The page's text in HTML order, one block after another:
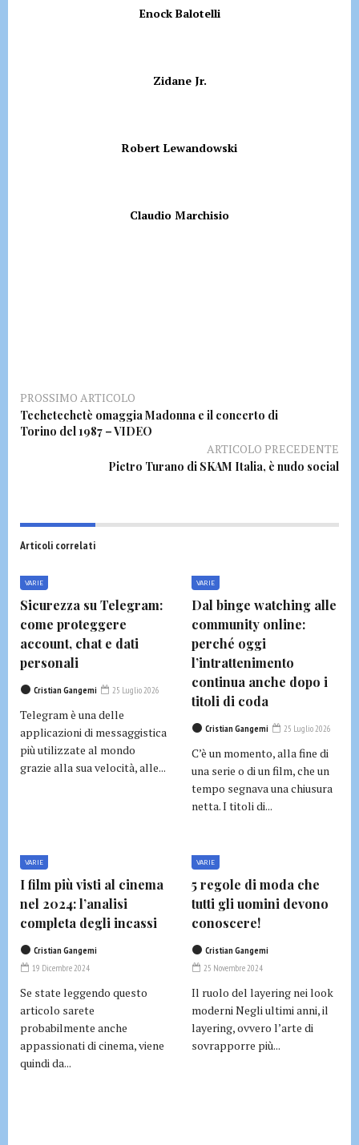
Enock Balotelli
Zidane Jr.
Robert Lewandowski
Claudio Marchisio
PROSSIMO ARTICOLO
Techetechetè omaggia Madonna e il concerto di
Torino del 1987 – VIDEO
ARTICOLO PRECEDENTE
Pietro Turano di SKAM Italia, è nudo social
Articoli correlati
VARIE
Sicurezza su Telegram:
come proteggere
account, chat e dati
personali
Cristian Gangemi 25 Luglio 2026
Telegram è una delle
applicazioni di messaggistica
più utilizzate al mondo
grazie alla sua velocità, alle...
VARIE
Dal binge watching alle
community online:
perché oggi
l’intrattenimento
continua anche dopo i
titoli di coda
Cristian Gangemi 25 Luglio 2026
C’è un momento, alla fine di
una serie o di un film, che un
tempo segnava una chiusura
netta. I titoli di...
VARIE
I film più visti al cinema
nel 2024: l’analisi
completa degli incassi
Cristian Gangemi
19 Dicembre 2024
Se state leggendo questo
articolo sarete
probabilmente anche
appassionati di cinema, viene
quindi da...
VARIE
5 regole di moda che
tutti gli uomini devono
conoscere!
Cristian Gangemi
25 Novembre 2024
Il ruolo del layering nei look
moderni Negli ultimi anni, il
layering, ovvero l’arte di
sovrapporre più...